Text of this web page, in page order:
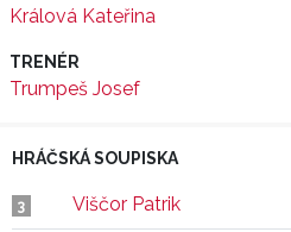
Králová Kateřina
TRENÉR
Trumpeš Josef
HRÁČSKÁ SOUPISKA
3 Viščor Patrik